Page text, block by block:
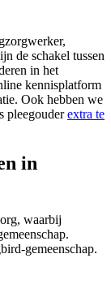
de schakel tussen
in het
kennisplatform
Ook hebben we
pleegouderextra te
in
waarbij
gemeenschap.